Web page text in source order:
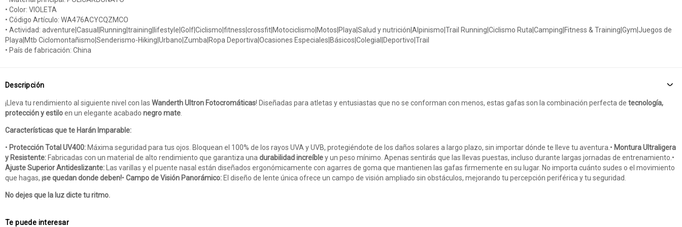
• Color: VIOLETA
• Código Artículo: WA476ACYCQZMCO
• Actividad: adventure|Casual|Running|training|lifestyle|Golf|Ciclismo|fitness|crossfit|Motociclismo|Motos|Playa|Salud y nutrición|Alpinismo|Trail Running|Ciclismo Ruta|Camping|Fitness & Training|Gym|Juegos de
Playa|Mtb Ciclomontañismo|Senderismo-Hiking|Urbano|Zumba|Ropa Deportiva|Ocasiones Especiales|Básicos|Colegial|Deportivo|Trail
• País de fabricación: China
Descripción
¡Lleva tu rendimiento al siguiente nivel con las Wanderth Ultron Fotocromáticas! Diseñadas para atletas y entusiastas que no se conforman con menos, estas gafas son la combinación perfecta de tecnología,
protección y estiloen un elegante acabado negro mate.
Características que te Harán Imparable:
• Protección Total UV400: Máxima seguridad para tus ojos. Bloquean el 100% de los rayos UVA y UVB, protegiéndote de los daños solares a largo plazo, sin importar dónde te lleve tu aventura.• Montura Ultraligera
y Resistente: Fabricadas con un material de alto rendimiento que garantiza unadurabilidad increíbley un peso mínimo. Apenas sentirás que las llevas puestas, incluso durante largas jornadas de entrenamiento.•
Ajuste Superior Antideslizante: Las varillas y el puente nasal están diseñados ergonómicamente con agarres de goma que mantienen las gafas firmemente en su lugar. No importa cuánto sudes o el movimiento
que hagas, ¡se quedan donde deben!• Campo de Visión Panorámico: El diseño de lente única ofrece un campo de visión ampliado sin obstáculos, mejorando tu percepción periférica y tu seguridad.
No dejes que la luz dicte tu ritmo.
Te puede interesar